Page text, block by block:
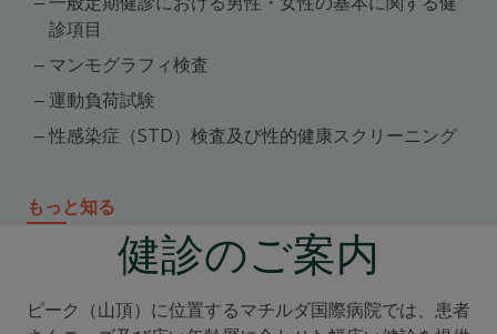
診項目
マンモグラフィ検査
運動負荷試験
性感染症（STD）検査及び性的健康スクリーニング
もっと知る
健診のご案内
ピーク（山頂）に位置するマチルダ国際病院では、患者